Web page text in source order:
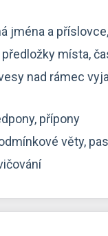
jména a
místa,
nad rámec
přípony
věty,